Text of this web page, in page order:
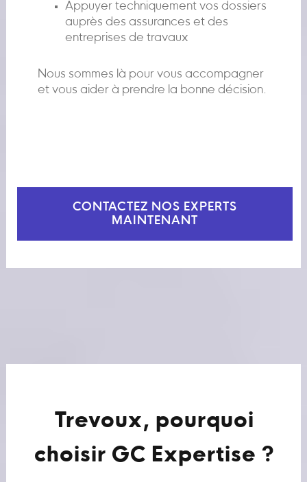
Appuyer techniquement vos dossiers
auprès des assurances et des
entreprises de travaux
Nous sommes là pour vous accompagner
et vous aider à prendre la bonne décision.
CONTACTEZ NOS EXPERTS
MAINTENANT
Trevoux, pourquoi
choisir GC Expertise ?